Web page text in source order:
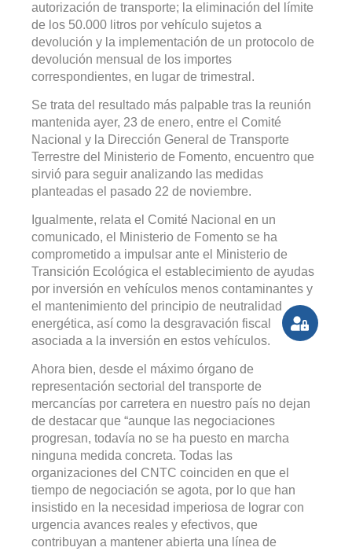
autorización de transporte; la eliminación del límite
de los 50.000 litros por vehículo sujetos a
devolución y la implementación de un protocolo de
devolución mensual de los importes
correspondientes, en lugar de trimestral.
Se trata del resultado más palpable tras la reunión
mantenida ayer, 23 de enero, entre el Comité
Nacional y la Dirección General de Transporte
Terrestre del Ministerio de Fomento, encuentro que
sirvió para seguir analizando las medidas
planteadas el pasado 22 de noviembre.
Igualmente, relata el Comité Nacional en un
comunicado, el Ministerio de Fomento se ha
comprometido a impulsar ante el Ministerio de
Transición Ecológica el establecimiento de ayudas
por inversión en vehículos menos contaminantes y
el mantenimiento del principio de neutralidad
energética, así como la desgravación fiscal
asociada a la inversión en estos vehículos.
Ahora bien, desde el máximo órgano de
representación sectorial del transporte de
mercancías por carretera en nuestro país no dejan
de destacar que “aunque las negociaciones
progresan, todavía no se ha puesto en marcha
ninguna medida concreta. Todas las
organizaciones del CNTC coinciden en que el
tiempo de negociación se agota, por lo que han
insistido en la necesidad imperiosa de lograr con
urgencia avances reales y efectivos, que
contribuyan a mantener abierta una línea de